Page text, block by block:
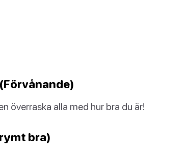
överraska alla med hur bra du är!
bra)